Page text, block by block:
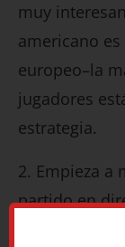
muy
americano
europeo–la
jugadores
estrategia.
2. Empieza a
partido en